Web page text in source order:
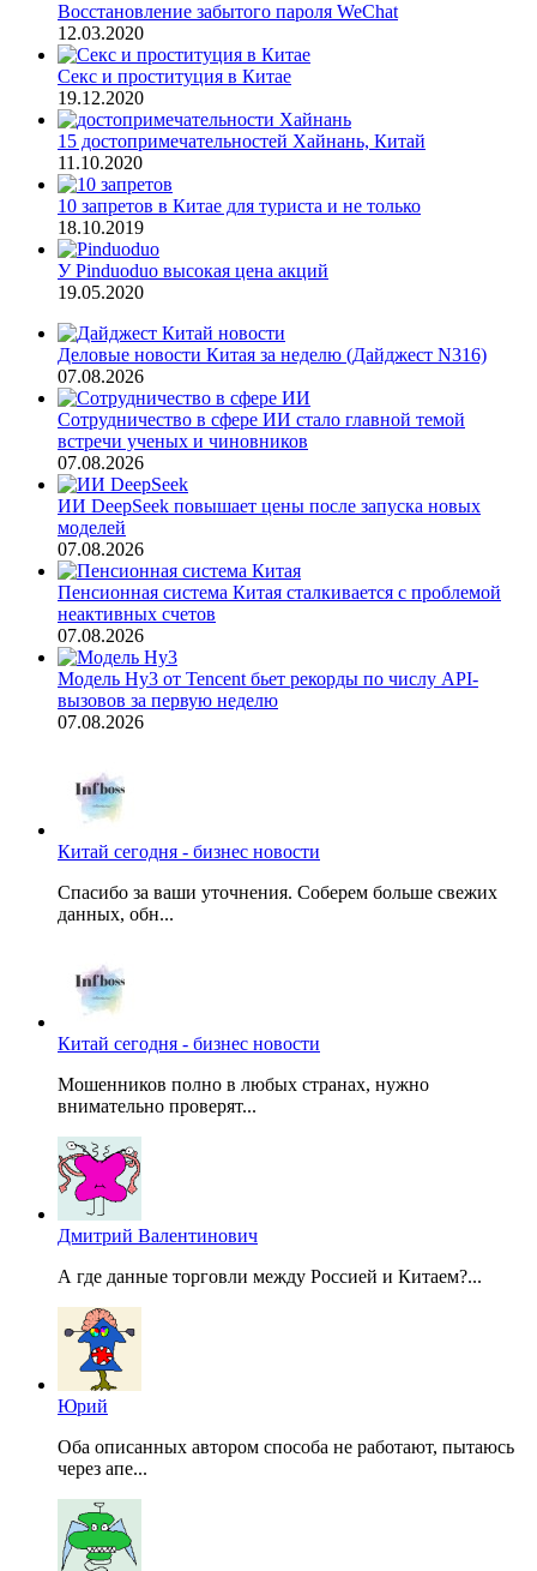
Восстановление забытого пароля WeChat
12.03.2020
Секс и проституция в Китае
19.12.2020
15 достопримечательностей Хайнань, Китай
11.10.2020
10 запретов в Китае для туриста и не только
18.10.2019
У Pinduoduo высокая цена акций
19.05.2020
Деловые новости Китая за неделю (Дайджест N316)
07.08.2026
Сотрудничество в сфере ИИ стало главной темой
встречи ученых и чиновников
07.08.2026
ИИ DeepSeek повышает цены после запуска новых
моделей
07.08.2026
Пенсионная система Китая сталкивается с проблемой
неактивных счетов
07.08.2026
Модель Hy3 от Tencent бьет рекорды по числу API-
вызовов за первую неделю
07.08.2026
Китай сегодня - бизнес новости
Спасибо за ваши уточнения. Соберем больше свежих
данных, обн...
Китай сегодня - бизнес новости
Мошенников полно в любых странах, нужно
внимательно проверят...
Дмитрий Валентинович
А где данные торговли между Россией и Китаем?...
Юрий
Оба описанных автором способа не работают, пытаюсь
через апе...